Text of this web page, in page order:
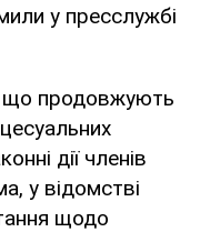
у пресслужбі
що продовжують
дії членів
у відомстві
щодо